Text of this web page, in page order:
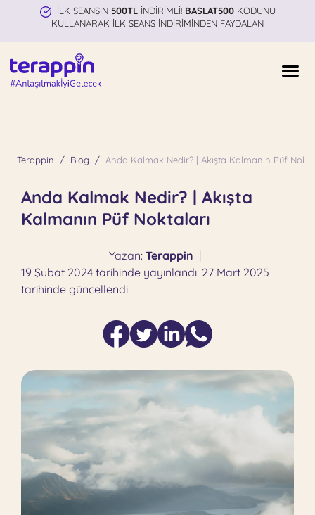
İLK SEANSIN 500TLİNDİRİMLİ! BASLAT500KODUNU
KULLANARAK İLK SEANS İNDİRİMİNDEN FAYDALAN
Terappin Blog Anda Kalmak Nedir? | Akışta Kalmanın Püf
Anda Kalmak Nedir? | Akışta
Kalmanın Püf Noktaları
Yazan: Terappin |
19 Şubat 2024 tarihinde yayınlandı. 27 Mart 2025
tarihinde güncellendi.